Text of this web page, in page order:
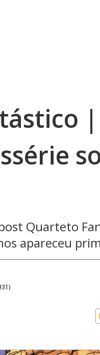
|
Quarteto
apareceu
)